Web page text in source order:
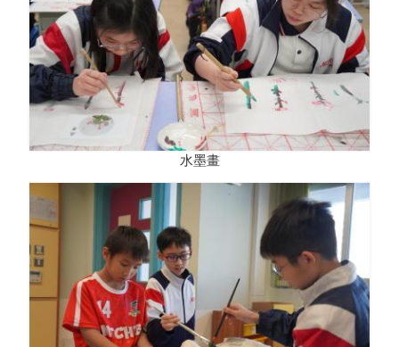
水墨畫